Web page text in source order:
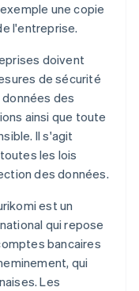
une copie
l'entreprise.
doivent
de sécurité
des
ainsi que toute
Il s'agit
les lois
des données.
est un
qui repose
bancaires
qui
Les